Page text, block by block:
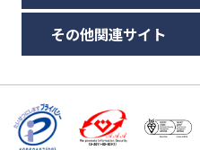
その他関連サイト